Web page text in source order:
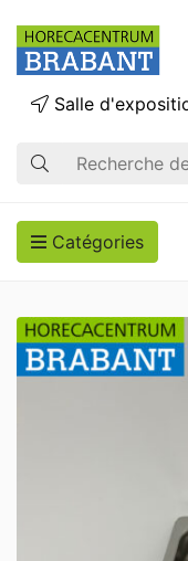
Recherche
Salle
Catégories